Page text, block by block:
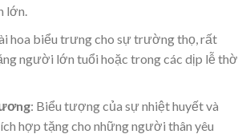
lớn.
hoa biểu trưng cho sự trường thọ, rất
người lớn tuổi hoặc trong các dịp lễ thờ
: Biểu tượng của sự nhiệt huyết và
hợp tặng cho những người thân yêu